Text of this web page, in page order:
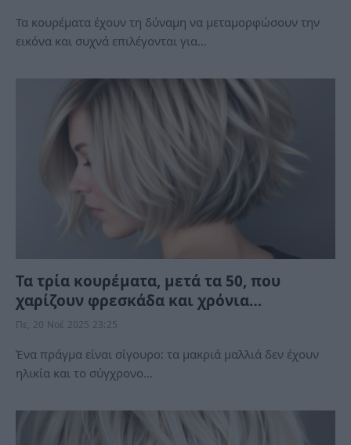
Τα κουρέματα έχουν τη δύναμη να μεταμορφώσουν την
εικόνα και συχνά επιλέγονται για…
Τα τρία κουρέματα, μετά τα 50, που
χαρίζουν φρεσκάδα και χρόνια…
Πε, 20 Νοέ 2025 23:25
Ένα πράγμα είναι σίγουρο: τα μακριά μαλλιά δεν έχουν
ηλικία και το σύγχρονο…